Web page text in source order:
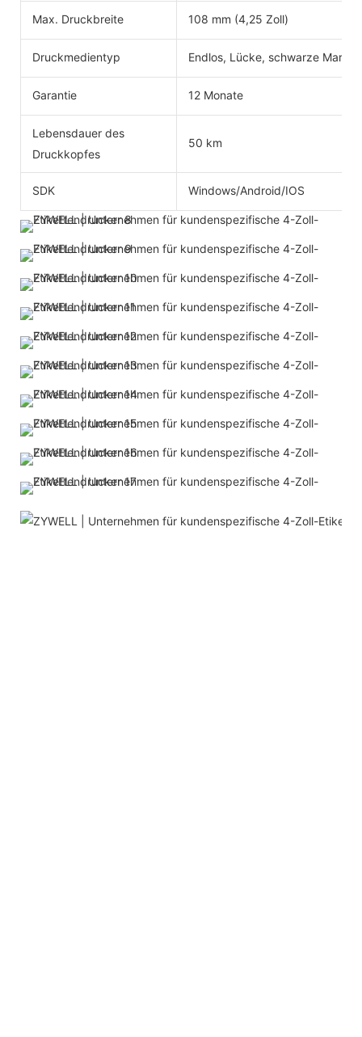
Max. Druckbreite 108 mm (4,25 Zoll)
Druckmedientyp Endlos, Lücke, schwarze
Garantie 12 Monate
Lebensdauer des
Druckkopfes
50 km
SDK Windows/Android/IOS